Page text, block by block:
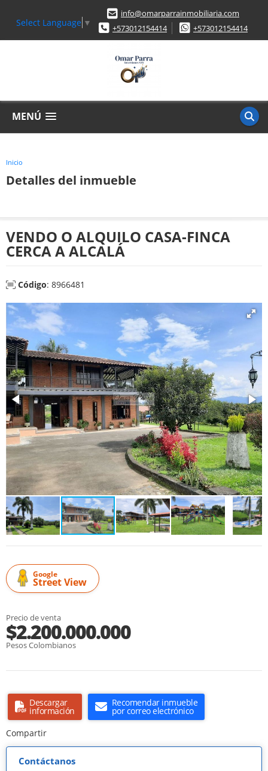
Select Language ▼
info@omarparrainmobiliaria.com
+573012154414
+573012154414
MENÚ
Inicio
Detalles del inmueble
VENDO O ALQUILO CASA-FINCA
CERCA A ALCALÁ
Código: 8966481
Google
Street View
Precio de venta
$2.200.000.000
Pesos Colombianos
Descargar
información
Recomendar inmueble
por correo electrónico
Compartir
Contáctanos